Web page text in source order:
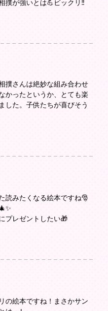
撲が強いとは💪ビックリ‼️
撲さんは絶妙な組み合わせ
かったというか、とても楽
した。子供たちが喜びそう
読みたくなる絵本ですね🎅
プレゼントしたい🎁
の絵本ですね！まさかサン